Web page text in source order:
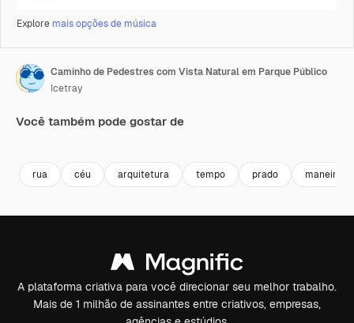
Explore mais opções de música
Caminho de Pedestres com Vista Natural em Parque Público
Icetray
Você também pode gostar de
rua céu arquitetura tempo prado maneira
A plataforma criativa para você direcionar seu melhor trabalho.
Mais de 1 milhão de assinantes entre criativos, empresas,